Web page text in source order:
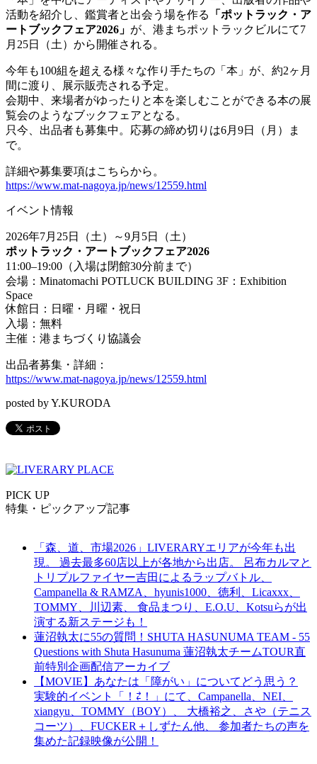
活動を紹介し、鑑賞者と出会う場を作る
「ポットラック・ア
ートブックフェア2026」 が、港まちポットラックビルにて7
月25日（土）から開催される。
今年も100組を超える様々な作り手たちの「本」が、約2ヶ月
間に渡り、展示販売される予定。
会期中、来場者がゆったりと本を楽しむことができる本の展
覧会のようなブックフェアとなる。
只今、出品者も募集中。応募の締め切りは6月9日（月）ま
で。
詳細や募集要項はこちらから。
https://www.mat-nagoya.jp/news/12559.html
イベント情報
2026年7月25日（土）～9月5日（土）
ポットラック・アートブックフェア2026
11:00–19:00（入場は閉館30分前まで）
会場：Minatomachi POTLUCK BUILDING 3F：Exhibition
Space
休館日：日曜・月曜・祝日
入場：無料
主催：港まちづくり協議会
出品者募集・詳細：
https://www.mat-nagoya.jp/news/12559.html
posted by Y.KURODA
PICK UP
特集・ピックアップ記事
「森、道、市場2026」LIVERARYエリアが今年も出
現。 過去最多60店以上が各地から出店。 呂布カルマと
トリプルファイヤー吉田によるラップバトル、
Campanella & RAMZA、hyunis1000、徳利、Licaxxx、
TOMMY、川辺素、 食品まつり、E.O.U、Kotsuらが出
演する新ステージも！
蓮沼執太に55の質問！SHUTA HASUNUMA TEAM - 55
Questions with Shuta Hasunuma 蓮沼執太チームTOUR直
前特別企画配信アーカイブ
【MOVIE】あなたは「障がい」についてどう思う？
実験的イベント「！⇄！」にて、Campanella、NEI、
xiangyu、TOMMY（BOY）、 大橋裕之、さや（テニス
コーツ）、FUCKER＋しずたん他、 参加者たちの声を
集めた記録映像が公開！